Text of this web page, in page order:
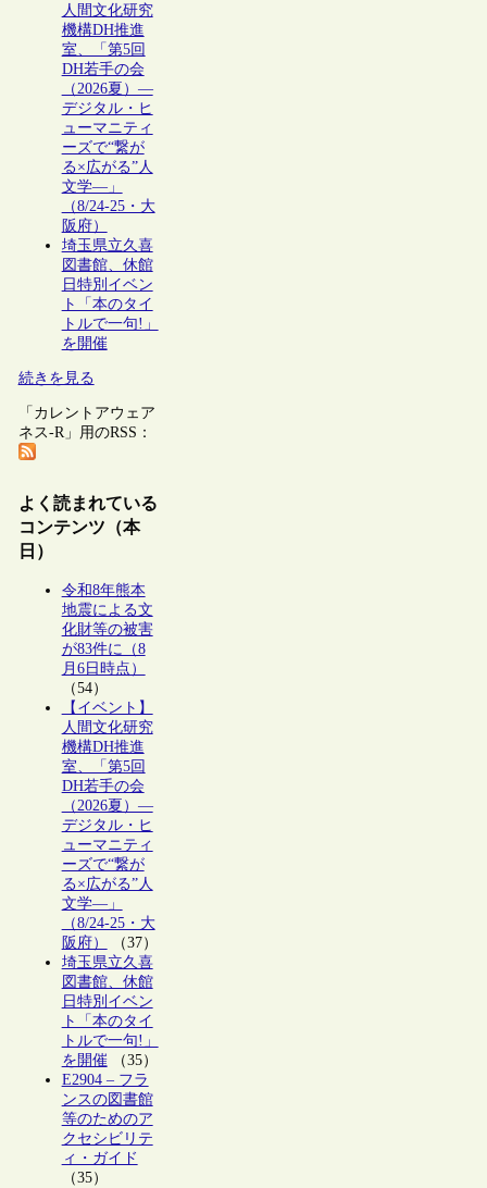
人間文化研究
機構DH推進
室、「第5回
DH若手の会
（2026夏）―
デジタル・ヒ
ューマニティ
ーズで“繋が
る×広がる”人
文学―」
（8/24-25・大
阪府）
埼玉県立久喜
図書館、休館
日特別イベン
ト「本のタイ
トルで一句!」
を開催
続きを見る
「カレントアウェア
ネス-R」用のRSS：
よく読まれている
コンテンツ（本
日）
令和8年熊本
地震による文
化財等の被害
が83件に（8
月6日時点）
（54）
【イベント】
人間文化研究
機構DH推進
室、「第5回
DH若手の会
（2026夏）―
デジタル・ヒ
ューマニティ
ーズで“繋が
る×広がる”人
文学―」
（8/24-25・大
阪府）
（37）
埼玉県立久喜
図書館、休館
日特別イベン
ト「本のタイ
トルで一句!」
を開催（35）
E2904 – フラ
ンスの図書館
等のためのア
クセシビリテ
ィ・ガイド
（35）